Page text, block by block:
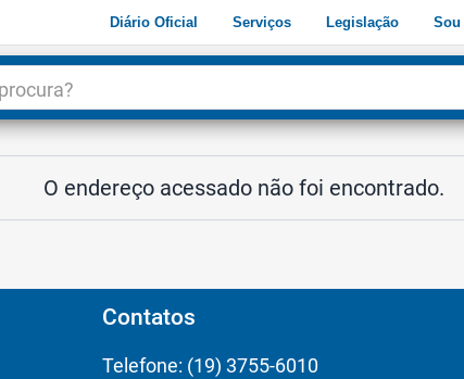
Diário Oficial Serviços Legislação Sou
O endereço acessado não foi encontrado.
Contatos
Telefone: (19) 3755-6010